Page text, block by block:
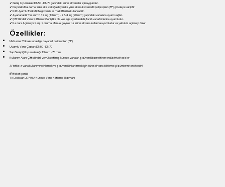
✔ Geniş Uyumluluk: DN50 - DN70 çapındaki küresel vanalar için uygundur.
✔ Dayanıklı Malzeme: Yüksek sıcaklığa dayanıklı, yüksek mukavemetli polipropilen (PP) gövdeye sahiptir.
✔ Kilit Uyumlu: Farklı tipte güvenlik asma kilitleri ile kullanılabilir.
✔ Ayarlanabilir Tasarım: 1/2 inç (13 mm) - 2 3/4 inç (70 mm) çapındaki vanalara uyum sağlar.
✔ Çift Silindirli Vana Kilitleme: Genişlik sola ve sağa ayarlanabilir, farklı vana türlerine uyumludur.
✔ Kazara Açılmaya Karşı Koruma: Manuel çeyrek tur küresel vana kollarına uyumludur ve yetkisiz açılmayı önler.
Özellikler:
Malzeme: Yüksek sıcaklığa dayanıklı polipropilen (PP)
Uyumlu Vana Çapları: DN50 - DN70
Sap Genişliği Uyum Aralığı: 13 mm - 70 mm
Kullanım Alanı: Çift silindirli ve yükseltilmiş küresel vanalar, iş güvenliği gerektiren endüstriyel tesisler
⚠ Yetkisiz vana kullanımını önlemek ve iş güvenliğini artırmak için küresel vana kilitleme çözümlerini tercih edin!
📦 Paket İçeriği:
1 x Locksan LS-F06A Küresel Vana Kilitleme Ekipmanı